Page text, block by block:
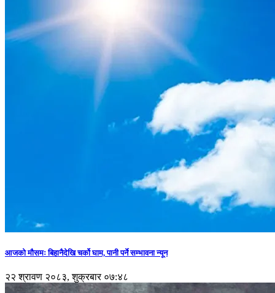
आजको मौसमः बिहानैदेखि चर्को घाम, पानी पर्ने सम्भावना न्यून
२२ श्रावण २०८३, शुक्रबार ०७:४८